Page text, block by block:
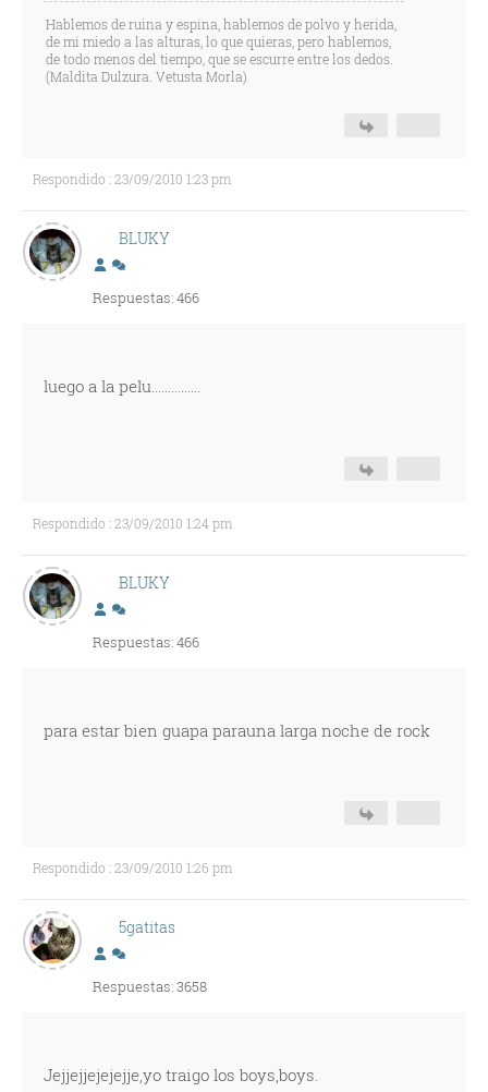
Hablemos de ruina y espina, hablemos de polvo y herida,
de mi miedo a las alturas, lo que quieras, pero hablemos,
de todo menos del tiempo, que se escurre entre los dedos.
(Maldita Dulzura. Vetusta Morla)
Respondido : 23/09/2010 1:23 pm
BLUKY
Respuestas: 466
luego a la pelu...............
Respondido : 23/09/2010 1:24 pm
BLUKY
Respuestas: 466
para estar bien guapa parauna larga noche de rock
Respondido : 23/09/2010 1:26 pm
5gatitas
Respuestas: 3658
Jejjejjejejejje,yo traigo los boys,boys.